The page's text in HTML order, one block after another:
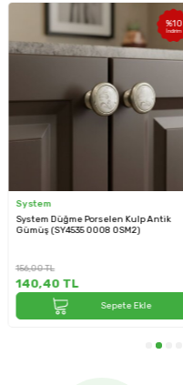
%10
İndirim
System
System Düğme Porselen Kulp Antik
Gümüş (SY4535 0008 OSM2)
156,00TL
140,40TL
Sepete Ekle